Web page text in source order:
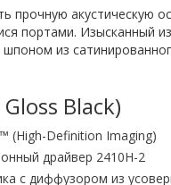
прочную
портами. Изысканный
из
Black)
(High-Definition Imaging)
драйвер 2410H-2
с диффузором из